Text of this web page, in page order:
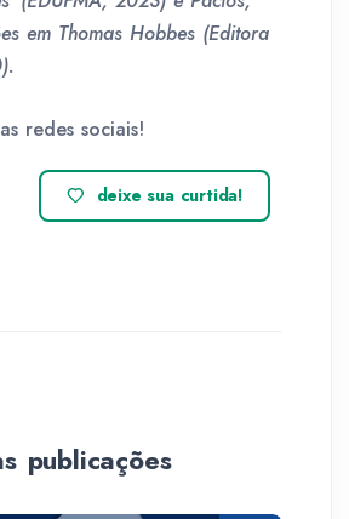
em Thomas Hobbes (Editora
redes sociais!
deixe sua curtida!
publicações